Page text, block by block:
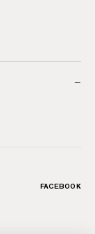
−
FACEBOOK